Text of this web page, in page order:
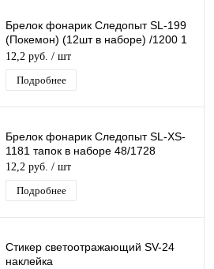
Брелок фонарик Следопыт SL-199
(Покемон) (12шт в наборе) /1200 1
ШТ.
12,2 руб. / шт
Подробнее
Брелок фонарик Следопыт SL-XS-
1181 тапок в наборе 48/1728
12,2 руб. / шт
Подробнее
Стикер светоотражающий SV-24
наклейка